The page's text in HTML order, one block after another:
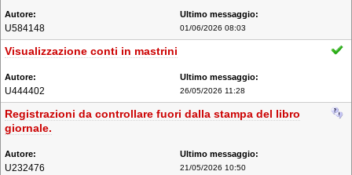
U584148 01/06/2026 08:03
Visualizzazione conti in mastrini
U444402 26/05/2026 11:28
Registrazioni da controllare fuori dalla stampa del libro
giornale.
U232476 21/05/2026 10:50